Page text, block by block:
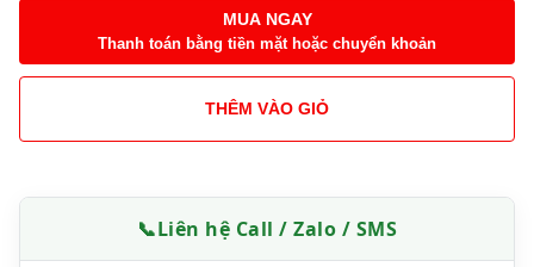
MUA NGAY
Thanh toán bằng tiền mặt hoặc chuyển khoản
THÊM VÀO GIỎ
📞Liên hệ Call / Zalo / SMS